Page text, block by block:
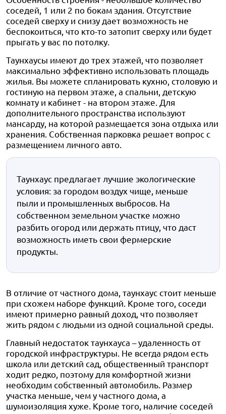
соседей, 1 или 2 по бокам здания. Отсутствие
соседей сверху и снизу дает возможность не
беспокоиться, что кто-то затопит сверху или будет
прыгать у вас по потолку.
Таунхаусы имеют до трех этажей, что позволяет
максимально эффективно использовать площадь
жилья. Вы можете спланировать кухню, столовую и
гостиную на первом этаже, а спальни, детскую
комнату и кабинет - на втором этаже. Для
дополнительного пространства используют
мансарду, на которой размещается зона отдыха или
хранения. Собственная парковка решает вопрос с
размещением личного авто.
Таунхаус предлагает лучшие экологические
условия: за городом воздух чище, меньше
пыли и промышленных выбросов. На
собственном земельном участке можно
разбить огород или держать птицу, что даст
возможность иметь свои фермерские
продукты.
В отличие от частного дома, таунхаус стоит меньше
при схожем наборе функций. Кроме того, соседи
имеют примерно равный доход, что позволяет
жить рядом с людьми из одной социальной среды.
Главный недостаток таунхауса – удаленность от
городской инфраструктуры. Не всегда рядом есть
школа или детский сад, общественный транспорт
ходит редко, поэтому для комфортной жизни
необходим собственный автомобиль. Размер
участка меньше, чем у частного дома, а
шумоизоляция хуже. Кроме того, наличие соседей